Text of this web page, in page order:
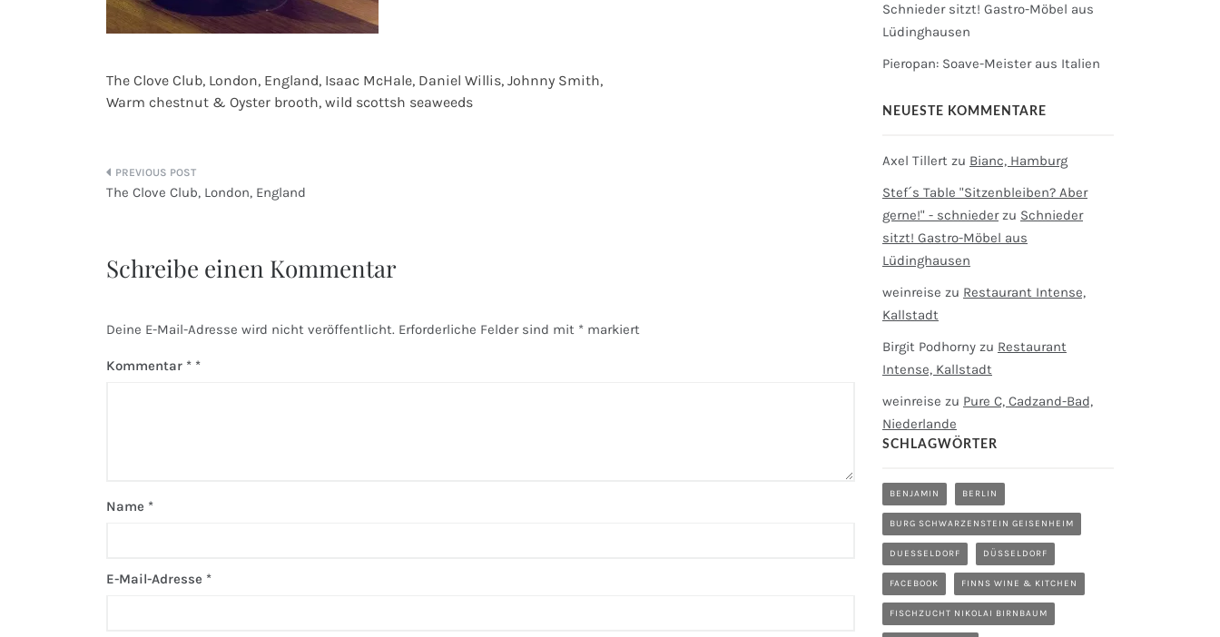
The Clove Club, London, England, Isaac McHale, Daniel Willis, Johnny Smith,
Warm chestnut & Oyster brooth, wild scottsh seaweeds
Beitragsnavigation
The Clove Club, London, England
Schreibe einen Kommentar
Deine E-Mail-Adresse wird nicht veröffentlicht. Erforderliche Felder sind mit * markiert
Kommentar *
Name *
E-Mail-Adresse *
Schnieder sitzt! Gastro-Möbel aus
Lüdinghausen
Pieropan: Soave-Meister aus Italien
NEUESTE KOMMENTARE
Axel Tillert zu Bianc, Hamburg
Stef´s Table "Sitzenbleiben? Aber
gerne!" - schniederzu Schnieder
sitzt! Gastro-Möbel aus
Lüdinghausen
weinreise zu Restaurant Intense,
Kallstadt
Birgit Podhorny zu Restaurant
Intense, Kallstadt
weinreise zu Pure C, Cadzand-Bad,
Niederlande
SCHLAGWÖRTER
BENJAMIN BERLIN
BURG SCHWARZENSTEIN GEISENHEIM
DUESSELDORF DÜSSELDORF
FACEBOOK FINNS WINE & KITCHEN
FISCHZUCHT NIKOLAI BIRNBAUM